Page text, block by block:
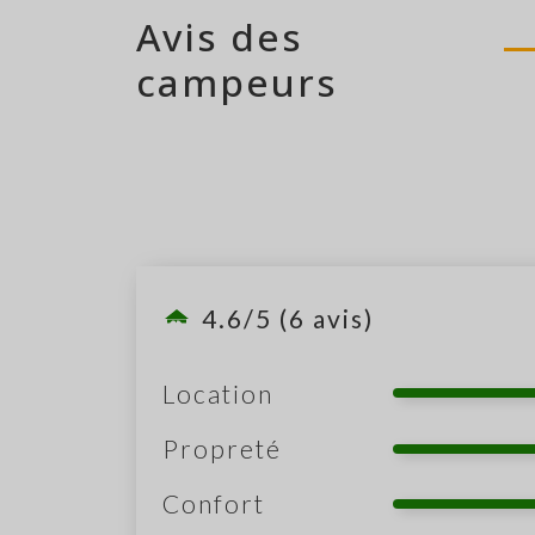
Avis des
campeurs
4.6/5 (6 avis)
Location
Propreté
Confort